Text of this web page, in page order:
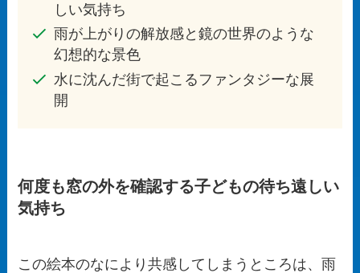
しい気持ち
雨が上がりの解放感と鏡の世界のような
幻想的な景色
水に沈んだ街で起こるファンタジーな展
開
何度も窓の外を確認する子どもの待ち遠しい
気持ち
この絵本のなにより共感してしまうところは、雨